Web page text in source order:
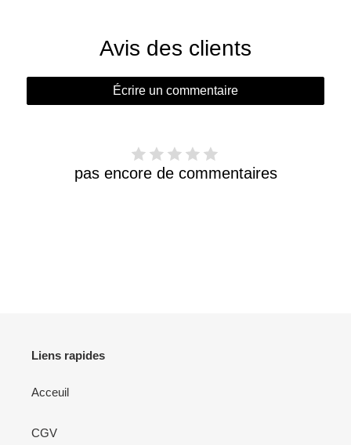
Avis des clients
Écrire un commentaire
pas encore de commentaires
Liens rapides
Acceuil
CGV